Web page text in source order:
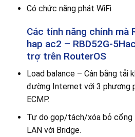
Có chức năng phát WiFi
Các tính năng chính mà
hap ac2 – RBD52G-
trợ trên RouterOS
Load balance – Cân bằng tải
đường Internet với 3 phương
ECMP.
Tự do gọp/tách/xóa bỏ cổng
LAN với Bridge.